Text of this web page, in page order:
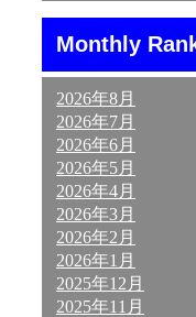
Monthly
2026年8月
2026年7月
2026年6月
2026年5月
2026年4月
2026年3月
2026年2月
2026年1月
2025年12月
2025年11月